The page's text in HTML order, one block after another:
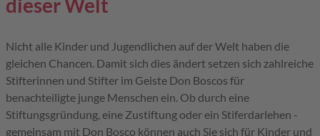
dieser Welt
Nicht alle Kinder und Jugendlichen auf der Welt haben die
gleichen Chancen. Damit sich dies ändert setzen sich zahlreiche
Stifterinnen und Stifter im Geiste Don Boscos für
benachteiligte junge Menschen ein. Ob durch eine
Stiftungsgründung, eine Zustiftung oder ein Stiferdarlehen -
gemeinsam mit Don Bosco können auch Sie sich für Kinder und